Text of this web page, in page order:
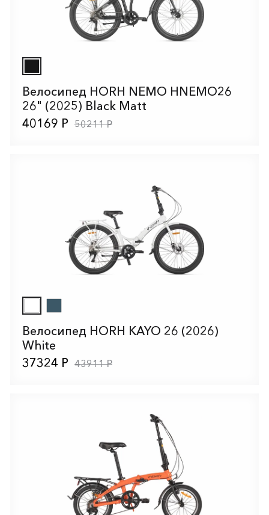
Велосипед HORH NEMO HNEMO26
26" (2025) Black Matt
40169 Р 50211 Р
Велосипед HORH KAYO 26 (2026)
White
37324 Р 43911 Р